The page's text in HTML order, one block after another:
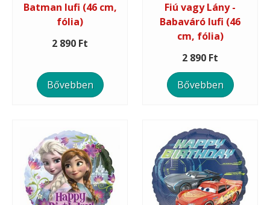
Batman lufi (46 cm,
fólia)
2 890 Ft
Bővebben
Fiú vagy Lány -
Babaváró lufi (46
cm, fólia)
2 890 Ft
Bővebben